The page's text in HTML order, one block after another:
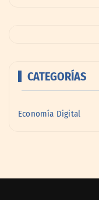
CATEGORÍAS
Economía Digital